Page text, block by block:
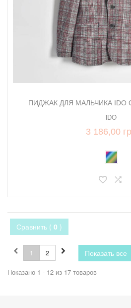
ПИДЖАК ДЛЯ МАЛЬЧИКА IDO
iDO
3 186,00
Сравнить ( 0 )
Показать все
1 2
Показано 1 - 12 из 17 товаров